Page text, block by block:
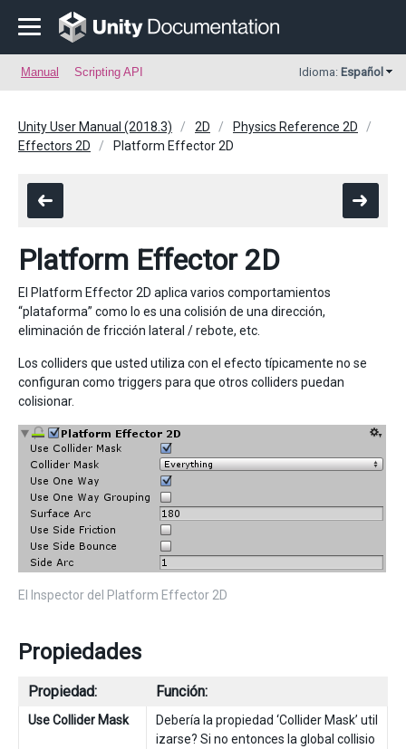
Manual Scripting API Idioma: Español
Unity User Manual (2018.3) 2D
Physics Reference 2D
Effectors 2D
Platform Effector 2D
Platform Effector 2D
El Platform Effector 2D aplica varios comportamientos
“plataforma” como lo es una colisión de una dirección,
eliminación de fricción lateral / rebote, etc.
Los colliders que usted utiliza con el efecto típicamente no se
configuran como triggers para que otros colliders puedan
colisionar.
El Inspector del Platform Effector 2D
Propiedades
Propiedad: Función:
Use Collider Mask
Debería la propiedad ‘Collider Mask’ util
izarse? Si no entonces la global collisio